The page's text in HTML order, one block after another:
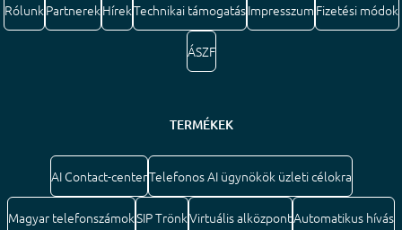
RólunkPartnerekHírekTechnikai támogatásImpresszum Fizetési módok
ÁSZF
TERMÉKEK
AI Contact-centerTelefonos AI ügynökök üzleti célokra
Magyar telefonszámokSIP TrönkVirtuális alközpontAutomatikus hívás